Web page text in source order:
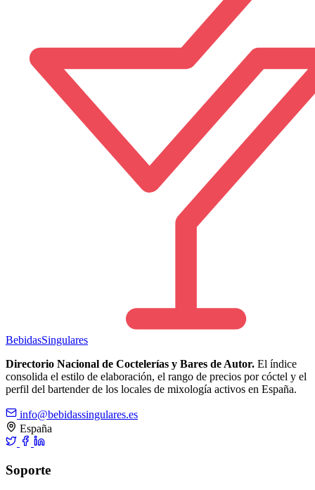
BebidasSingulares
Directorio Nacional de Coctelerías y Bares de Autor. El índice
consolida el estilo de elaboración, el rango de precios por cóctel y el
perfil del bartender de los locales de mixología activos en España.
info@bebidassingulares.es
España
Soporte